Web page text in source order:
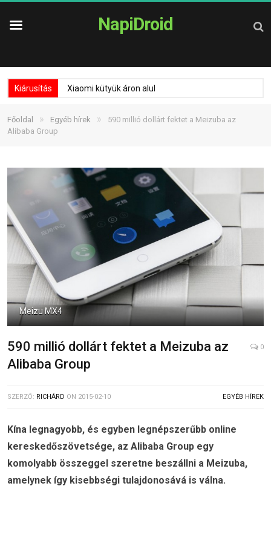
NapiDroid
Kiárusítás Xiaomi kütyük áron alul
Főoldal » Egyéb hírek »
590 millió dollárt fektet a Meizuba az
Alibaba Group
Meizu MX4
590 millió dollárt fektet a Meizuba az
Alibaba Group
0
SZERZŐ: RICHÁRD ON 2015-02-10 EGYÉB HÍREK
Kína legnagyobb, és egyben legnépszerűbb online
kereskedőszövetsége, az Alibaba Group egy
komolyabb összeggel szeretne beszállni a Meizuba,
amelynek így kisebbségi tulajdonosává is válna.